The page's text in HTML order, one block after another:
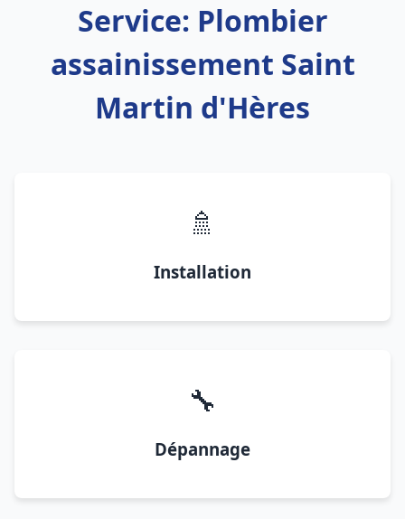
Service: Plombier
assainissement Saint
Martin d'Hères
🚿
Installation
🔧
Dépannage